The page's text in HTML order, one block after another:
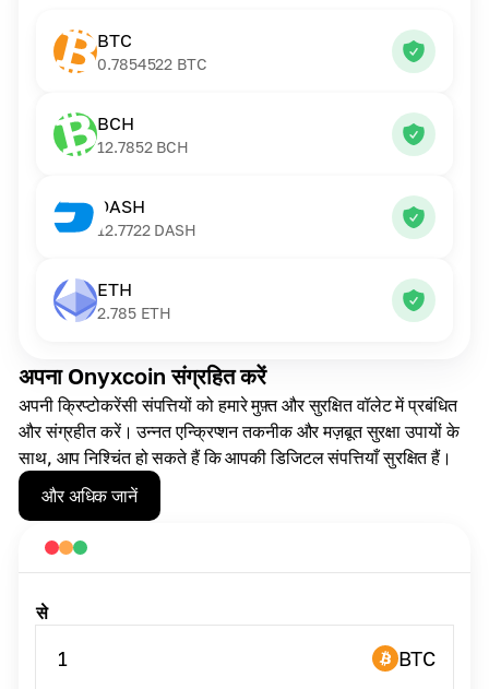
अपना Onyxcoin संग्रहित करें
अपनी क्रिप्टोकरेंसी संपत्तियों को हमारे मुफ़्त और सुरक्षित वॉलेट में प्रबंधित
और संग्रहीत करें। उन्नत एन्क्रिप्शन तकनीक और मज़बूत सुरक्षा उपायों के
साथ, आप निश्चिंत हो सकते हैं कि आपकी डिजिटल संपत्तियाँ सुरक्षित हैं।
और अधिक जानें
BTC
0.7854522 BTC
BCH
12.7852 BCH
DASH
12.7722 DASH
ETH
2.785 ETH
से
1 BTC